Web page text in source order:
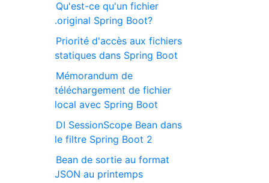
Qu'est-ce qu'un fichier
.original Spring Boot?
Priorité d'accès aux fichiers
statiques dans Spring Boot
Mémorandum de
téléchargement de fichier
local avec Spring Boot
DI SessionScope Bean dans
le filtre Spring Boot 2
Bean de sortie au format
JSON au printemps